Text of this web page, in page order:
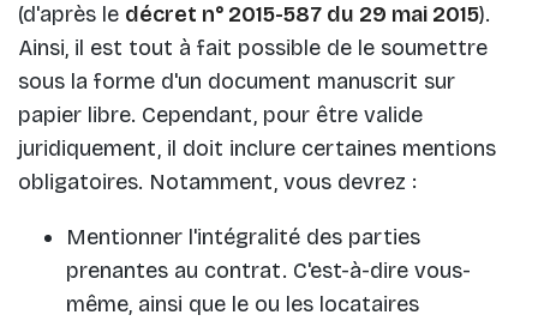
(d'après le décret n° 2015-587 du 29 mai 2015).
Ainsi, il est tout à fait possible de le soumettre
sous la forme d'un document manuscrit sur
papier libre. Cependant, pour être valide
juridiquement, il doit inclure certaines mentions
obligatoires. Notamment, vous devrez :
Mentionner l'intégralité des parties
prenantes au contrat. C'est-à-dire vous-
même, ainsi que le ou les locataires